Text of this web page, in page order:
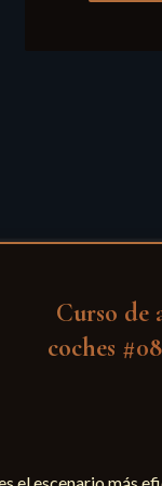
Curso de
coches